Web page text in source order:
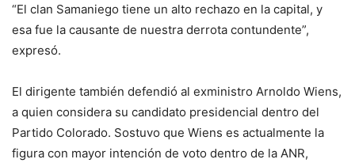
“El clan Samaniego tiene un alto rechazo en la capital, y
esa fue la causante de nuestra derrota contundente”,
expresó.
El dirigente también defendió al exministro Arnoldo Wiens,
a quien considera su candidato presidencial dentro del
Partido Colorado. Sostuvo que Wiens es actualmente la
figura con mayor intención de voto dentro de la ANR,